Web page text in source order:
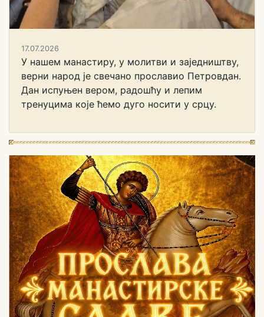
17.07.2026
У нашем манастиру, у молитви и заједништву,
верни народ је свечано прославио Петровдан.
Дан испуњен вером, радошћу и лепим
тренуцима које ћемо дуго носити у срцу.